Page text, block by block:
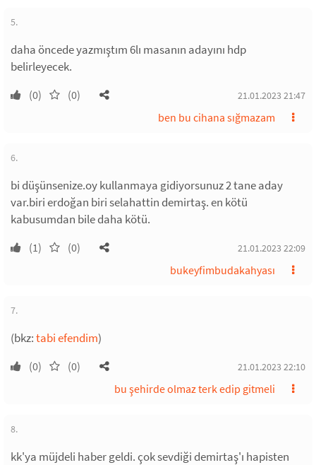
5.
daha öncede yazmıştım 6lı masanın adayını hdp
belirleyecek.
(0) (0) 21.01.2023 21:47
ben bu cihana sığmazam
6.
bi düşünsenize.oy kullanmaya gidiyorsunuz 2 tane aday
var.biri erdoğan biri selahattin demirtaş. en kötü
kabusumdan bile daha kötü.
(1) (0) 21.01.2023 22:09
bukeyfimbudakahyası
7.
(bkz:tabi efendim)
(0) (0) 21.01.2023 22:10
bu şehirde olmaz terk edip gitmeli
8.
kk'ya müjdeli haber geldi. çok sevdiği demirtaş'ı hapisten